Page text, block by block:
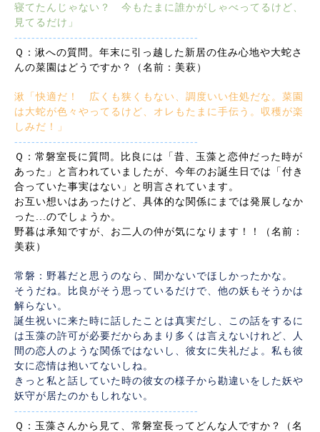
寝てたんじゃない？ 今もたまに誰かがしゃべってるけど、
見てるだけ」
-------------------------------------------
Ｑ：湫への質問。年末に引っ越した新居の住み心地や大蛇さ
んの菜園はどうですか？（名前：美萩）
湫「快適だ！ 広くも狭くもない、調度いい住処だな。菜園
は大蛇が色々やってるけど、オレもたまに手伝う。収穫が楽
しみだ！」
-------------------------------------------
Ｑ：常磐室長に質問。比良には「昔、玉藻と恋仲だった時が
あった」と言われていましたが、今年のお誕生日では「付き
合っていた事実はない」と明言されています。
お互い想いはあったけど、具体的な関係にまでは発展しなか
った...のでしょうか。
野暮は承知ですが、お二人の仲が気になります！！（名前：
美萩）
常磐：野暮だと思うのなら、聞かないでほしかったかな。
そうだね。比良がそう思っているだけで、他の妖もそうかは
解らない。
誕生祝いに来た時に話したことは真実だし、この話をするに
は玉藻の許可が必要だからあまり多くは言えないけれど、人
間の恋人のような関係ではないし、彼女に失礼だよ。私も彼
女に恋情は抱いてないしね。
きっと私と話していた時の彼女の様子から勘違いをした妖や
妖守が居たのかもしれない。
-------------------------------------------
Ｑ：玉藻さんから見て、常磐室長ってどんな人ですか？（名